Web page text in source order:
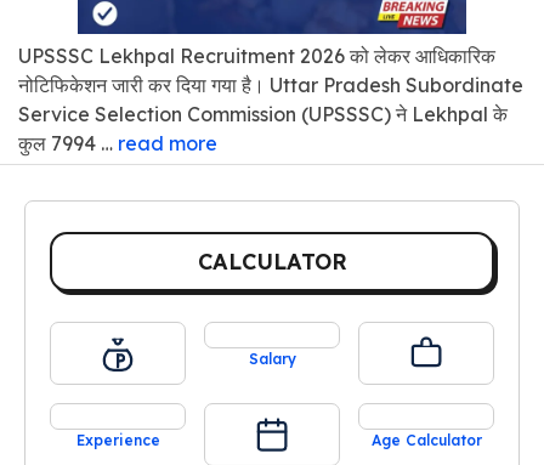
UPSSSC Lekhpal Recruitment 2026 को लेकर आधिकारिक
नोटिफिकेशन जारी कर दिया गया है। Uttar Pradesh Subordinate
Service Selection Commission (UPSSSC) ने Lekhpal के
कुल 7994 … read more
CALCULATOR
Salary
Experience Age Calculator